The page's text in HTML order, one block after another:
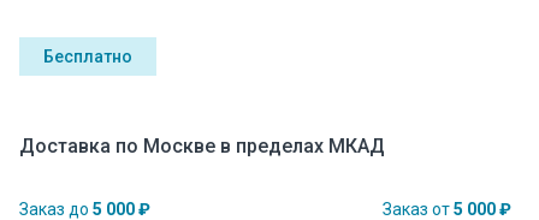
Бесплатно
Доставка по Москве в пределах МКАД
Заказ до 5 000 ₽ Заказ от5 000 ₽